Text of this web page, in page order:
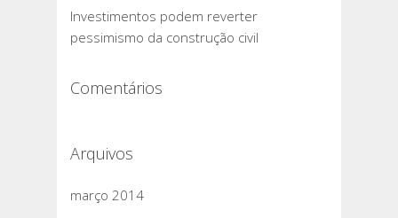
Investimentos podem reverter
pessimismo da construção civil
Comentários
Arquivos
março 2014